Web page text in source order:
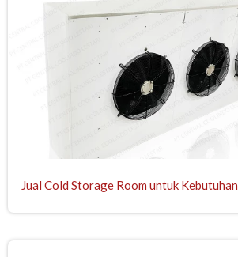
Jual Cold Storage Room untuk